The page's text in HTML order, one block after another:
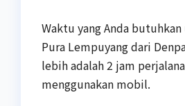
Waktu yang Anda
Pura Lempuyang dari
lebih adalah 2 jam
menggunakan mobil.